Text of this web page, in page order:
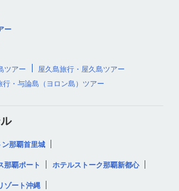
ー
ツアー
屋久島旅行・屋久島ツアー
・与論島（ヨロン島）ツアー
那覇首里城
那覇ポート ホテルストーク那覇新都心
ゾート沖縄